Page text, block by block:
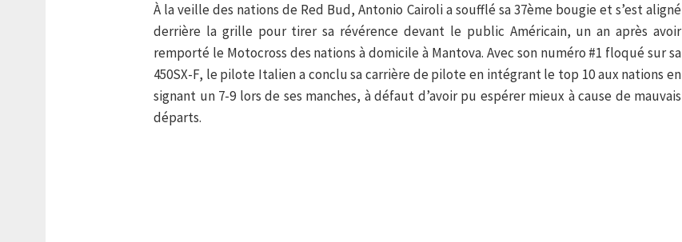
À la veille des nations de Red Bud, Antonio Cairoli a soufflé sa 37ème bougie et s’est aligné
derrière la grille pour tirer sa révérence devant le public Américain, un an après avoir
remporté le Motocross des nations à domicile à Mantova. Avec son numéro #1 floqué sur sa
450SX-F, le pilote Italien a conclu sa carrière de pilote en intégrant le top 10 aux nations en
signant un 7-9 lors de ses manches, à défaut d’avoir pu espérer mieux à cause de mauvais
départs.